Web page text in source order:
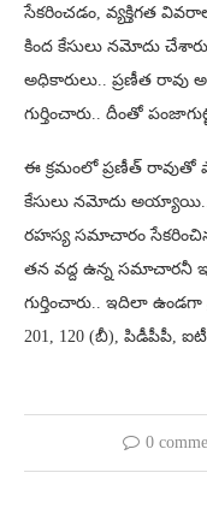
సేకరించడం, వ్యక్తిగత
కింద కేసులు నమోదు
అధికారులు.. ప్రణీత రావు
గుర్తించారు.. దీంతో
ఈ క్రమంలో ప్రణీత్
కేసులు నమోదు అయ్యాయి..
రహస్య సమాచారం
తన వద్ద ఉన్న సమాచారనీ
గుర్తించారు.. ఇదిలా ఉండగా
201, 120 (బీ), పిడీపీపీ,
0